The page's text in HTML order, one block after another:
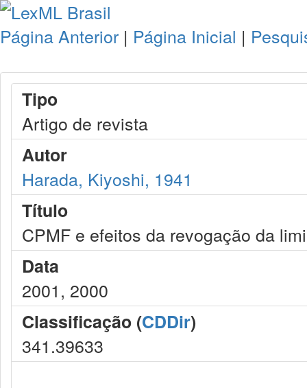
Página Anterior | Página Inicial |
Tipo
Artigo de revista
Autor
Harada, Kiyoshi, 1941
Título
CPMF e efeitos da revogação da
Data
2001, 2000
Classificação (CDDir)
341.39633